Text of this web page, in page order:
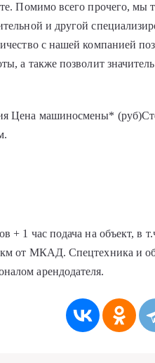
Помимо всего прочего, мы
и другой
с нашей компанией
а также позволит
Цена машиносмены*
1 час подача на объект, в
от МКАД. Спецтехника и
арендодателя.